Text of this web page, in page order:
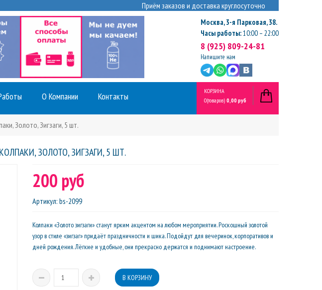
Приём заказов и доставка круглосуточно
Москва,3-я Парковая, 38.
Часы работы:10:00 – 22:00
8 (925) 809-24-81
Напишите нам
О Компании Контакты
КОРЗИНА
0(товаров) 0,00 руб
Золото, Зигзаги, 5 шт.
КОЛПАКИ, ЗОЛОТО, ЗИГЗАГИ, 5 ШТ.
200 руб
Артикул: bs-2099
Колпаки «Золото зигзаги» станут ярким акцентом на любом мероприятии. Роскошный золотой
узор в стиле «зигзаг» придаёт праздничности и шика. Подойдут для вечеринок, корпоративов и
дней рождения. Лёгкие и удобные, они прекрасно держатся и поднимают настроение.